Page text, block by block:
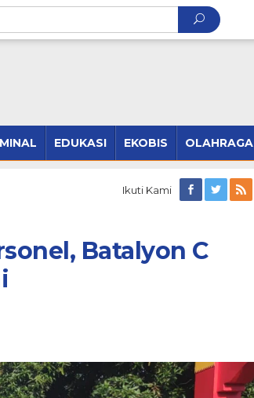
EDUKASI EKOBIS OLAHRAGA
Ikuti Kami
Batalyon C